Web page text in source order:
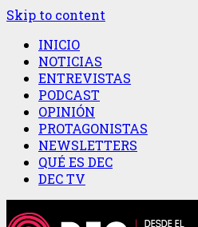
Skip to content
INICIO
NOTICIAS
ENTREVISTAS
PODCAST
OPINIÓN
PROTAGONISTAS
NEWSLETTERS
QUÉ ES DEC
DEC TV